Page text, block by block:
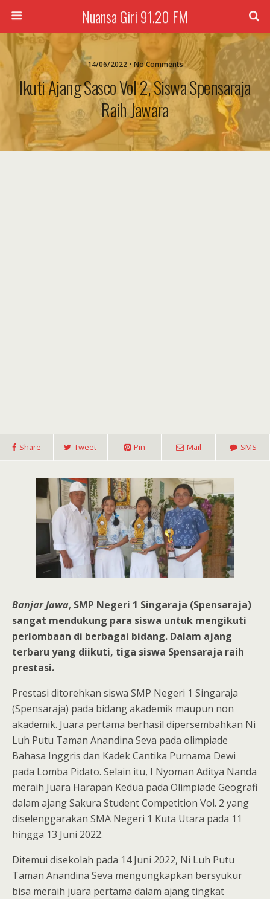
Nuansa Giri 91.20 FM
14/06/2022 • No Comments
Ikuti Ajang Sasco Vol 2, Siswa Spensaraja
Raih Jawara
Share Tweet Pin Mail SMS
Banjar Jawa, SMP Negeri 1 Singaraja (Spensaraja)
sangat mendukung para siswa untuk mengikuti
perlombaan di berbagai bidang. Dalam ajang
terbaru yang diikuti, tiga siswa Spensaraja raih
prestasi.
Prestasi ditorehkan siswa SMP Negeri 1 Singaraja
(Spensaraja) pada bidang akademik maupun non
akademik. Juara pertama berhasil dipersembahkan Ni
Luh Putu Taman Anandina Seva pada olimpiade
Bahasa Inggris dan Kadek Cantika Purnama Dewi
pada Lomba Pidato. Selain itu, I Nyoman Aditya Nanda
meraih Juara Harapan Kedua pada Olimpiade Geografi
dalam ajang Sakura Student Competition Vol. 2 yang
diselenggarakan SMA Negeri 1 Kuta Utara pada 11
hingga 13 Juni 2022.
Ditemui disekolah pada 14 Juni 2022, Ni Luh Putu
Taman Anandina Seva mengungkapkan bersyukur
bisa meraih juara pertama dalam ajang tingkat